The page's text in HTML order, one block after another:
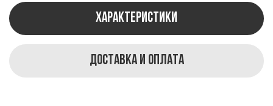
Характеристики
Доставка и оплата